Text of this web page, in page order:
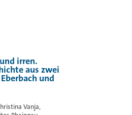
irren.
aus zwei
und
Vanja,